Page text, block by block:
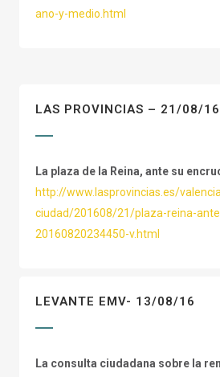
ano-y-medio.html
LAS PROVINCIAS – 21/08/16
La plaza de la Reina, ante su
http://www.lasprovincias.es/
ciudad/201608/21/plaza-reina-
20160820234450-v.html
LEVANTE EMV- 13/08/16
La consulta ciudadana sobre la